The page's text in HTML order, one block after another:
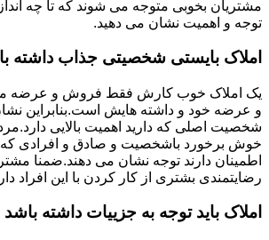
مشتریان بخوبی متوجه می شوند که تا چه
توجه و اهمیت نشان می دهید.
املاک بایستی شخصیتی جذاب داشته
یک املاک خوب کارش فقط فروش و عرضه
و عرضه خود و داشته هایش است.بنابراین
شخصیت اصلی که دارید اهمیت بالایی
خوش برخورد باشخصیت و صادق و افرادی که
اطمینان دارند توجه نشان می دهند.ضمنا
رضایتمندی بشتری از کار کردن با این افراد
املاک باید توجه به جزییات داشته باشد